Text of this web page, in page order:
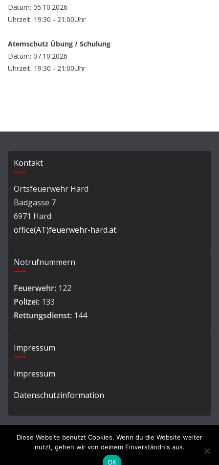
Datum: 05.10.2026
Uhrzeit: 19:30 - 21:00Uhr
Atemschutz Übung / Schulung
Datum: 07.10.2026
Uhrzeit: 19:30 - 21:00Uhr
Kontakt
Ortsfeuerwehr Hard
Badgasse 7
6971 Hard
office(AT)feuerwehr-hard.at
Notrufnummern
Feuerwehr: 122
Polizei: 133
Rettungsdienst: 144
Impressum
Impressum
Datenschutzinformation
Ortsfeuerwehr Hard
Diese Website benutzt Cookies. Wenn du die Website weiter
nutzt, gehen wir von deinem Einverständnis aus.
OK